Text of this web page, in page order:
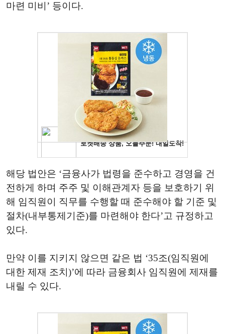
마련 미비’ 등이다.
해당 법안은 ‘금융사가 법령을 준수하고 경영을 건
전하게 하며 주주 및 이해관계자 등을 보호하기 위
해 임직원이 직무를 수행할 때 준수해야 할 기준 및
절차(내부통제기준)를 마련해야 한다’고 규정하고
있다.
만약 이를 지키지 않으면 같은 법 ‘35조(임직원에
대한 제재 조치)’에 따라 금융회사 임직원에 제재를
내릴 수 있다.